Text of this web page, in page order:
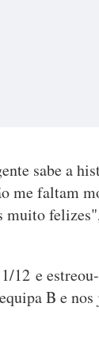
sabe a
me faltam
12 e
B e